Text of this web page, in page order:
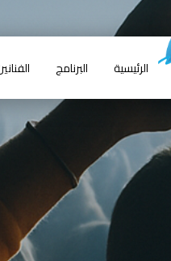
الرئيسية البرنامج